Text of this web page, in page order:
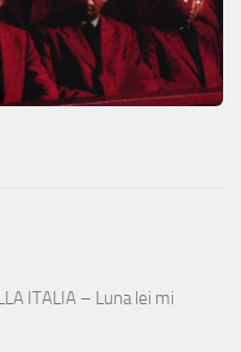
ITALIA – Luna lei mi